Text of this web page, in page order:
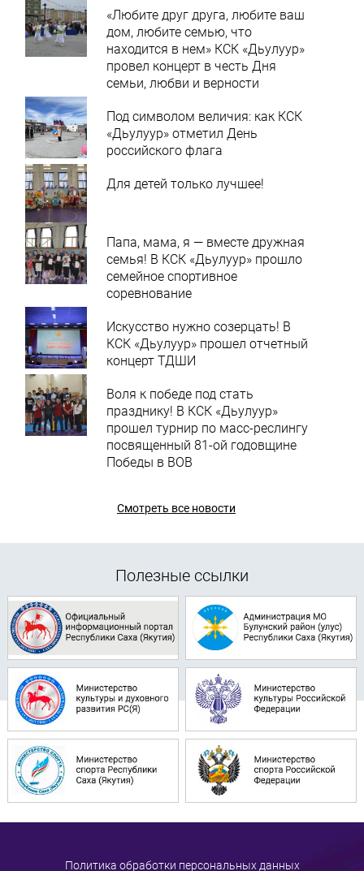
«Любите друг друга, любите ваш
дом, любите семью, что
находится в нем» КСК «Дьулуур»
провел концерт в честь Дня
семьи, любви и верности
Под символом величия: как КСК
«Дьулуур» отметил День
российского флага
Для детей только лучшее!
Папа, мама, я — вместе дружная
семья! В КСК «Дьулуур» прошло
семейное спортивное
соревнование
Искусство нужно созерцать! В
КСК «Дьулуур» прошел отчетный
концерт ТДШИ
Воля к победе под стать
празднику! В КСК «Дьулуур»
прошел турнир по масс-реслингу
посвященный 81-ой годовщине
Победы в ВОВ
Смотреть все новости
Полезные ссылки
Политика обработки персональных данных